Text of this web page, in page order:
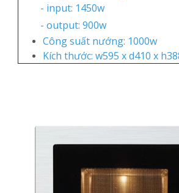
- input: 1450w
- output: 900w
Công suất nướng: 1000w
Kích thước: w595 x d410 x